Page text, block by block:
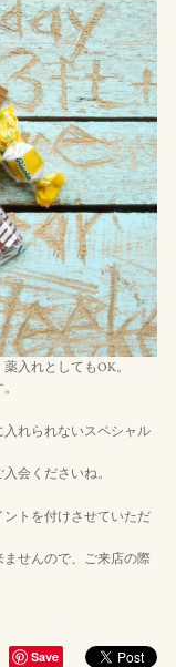
入れとしてもOK。
れられないスペシャル
会くださいね。
トを付けさせていただ
せんので、ご来店の際
Save